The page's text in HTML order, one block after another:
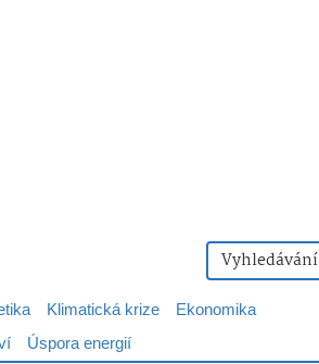
Vyhledávání
Klimatická krize
Ekonomika
Úspora energií